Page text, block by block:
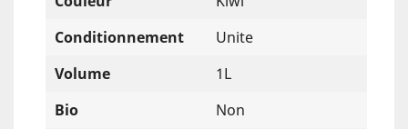
Conditionnement
Unite
Volume
1L
Bio
Non